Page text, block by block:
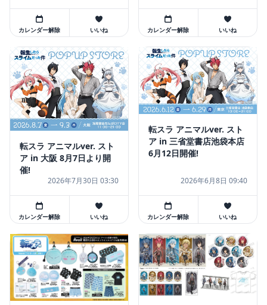
カレンダー解除 いいね カレンダー解除 いいね
転スラ アニマルver. スト
ア in 大阪 8月7日より開
催!
2026年7月30日 03:30
カレンダー解除 いいね
転スラ アニマルver. スト
ア in 三省堂書店池袋本店
6月12日開催!
2026年6月8日 09:40
カレンダー解除 いいね